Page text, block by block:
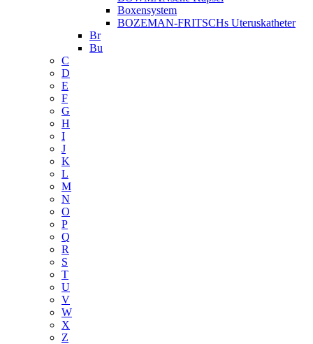
Boxensystem
BOZEMAN-FRITSCHs Uteruskatheter
Br
Bu
C
D
E
F
G
H
I
J
K
L
M
N
O
P
Q
R
S
T
U
V
W
X
Z